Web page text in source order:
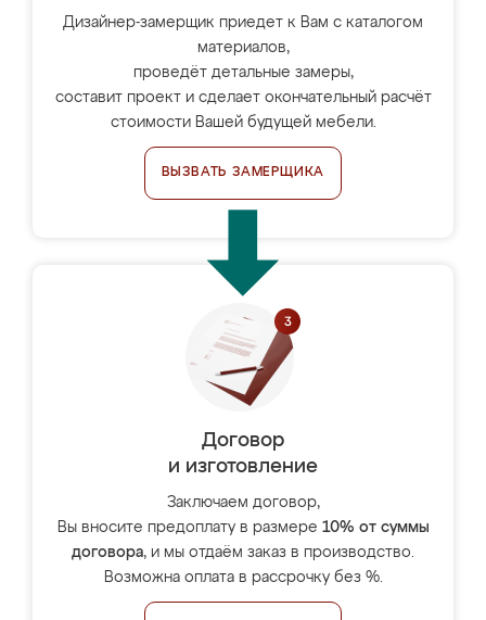
Дизайнер-замерщик приедет к Вам с каталогом
материалов,
проведёт детальные замеры,
составит проект и сделает окончательный расчёт
стоимости Вашей будущей мебели.
ВЫЗВАТЬ ЗАМЕРЩИКА
Договор
и изготовление
Заключаем договор,
Вы вносите предоплату в размере 10% от суммы
договора, и мы отдаём заказ в производство.
Возможна оплата в рассрочку без %.